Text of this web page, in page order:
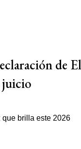
de El
juicio